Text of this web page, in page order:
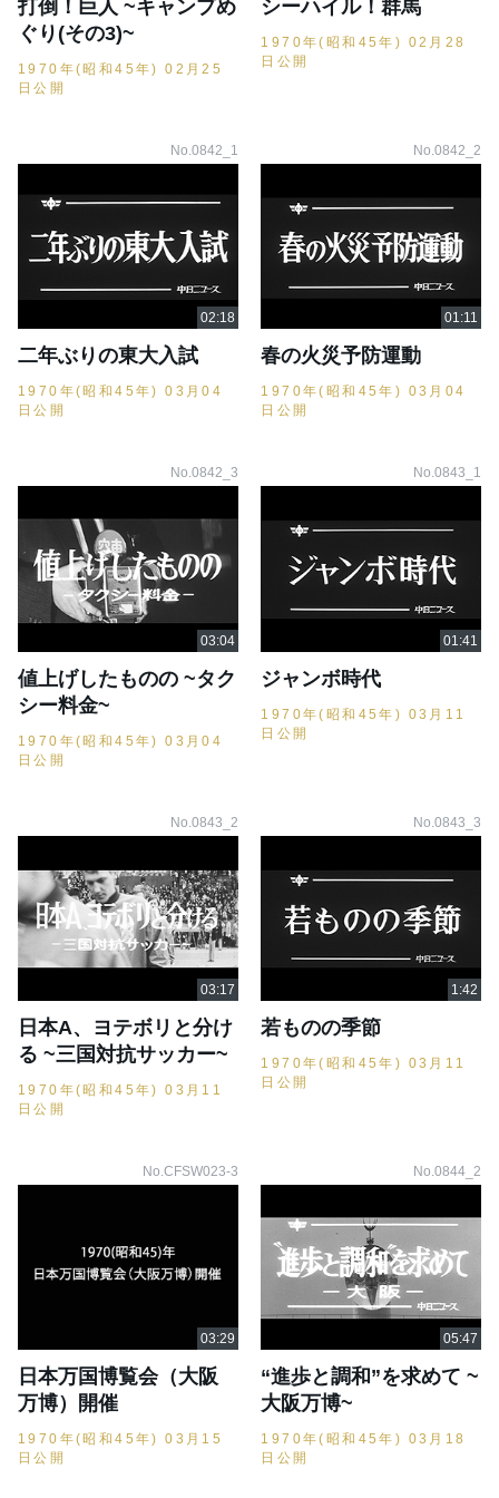
打倒！巨人 ~キャンプめ
ぐり(その3)~
1970年(昭和45年) 02月25
日公開
シーハイル！群馬
1970年(昭和45年) 02月28
日公開
No.0842_1
二年ぶりの東大入試
1970年(昭和45年) 03月04
日公開
No.0842_2
春の火災予防運動
1970年(昭和45年) 03月04
日公開
No.0842_3
値上げしたものの ~タク
シー料金~
1970年(昭和45年) 03月04
日公開
No.0843_1
ジャンボ時代
1970年(昭和45年) 03月11
日公開
No.0843_2
日本A、ヨテボリと分け
る ~三国対抗サッカー~
1970年(昭和45年) 03月11
日公開
No.0843_3
若ものの季節
1970年(昭和45年) 03月11
日公開
No.CFSW023-3
日本万国博覧会（大阪
万博）開催
1970年(昭和45年) 03月15
日公開
No.0844_2
“進歩と調和”を求めて ~
大阪万博~
1970年(昭和45年) 03月18
日公開